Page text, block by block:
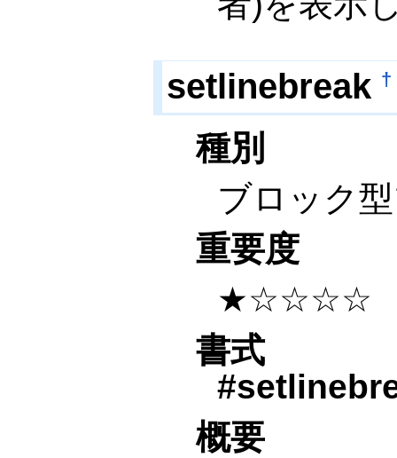
setlinebreak †
種別
ブロック
重要度
★☆☆☆☆
書式
概要